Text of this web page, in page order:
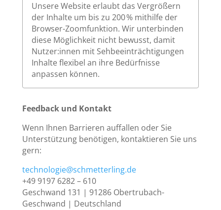
Unsere Website erlaubt das Vergrößern
der Inhalte um bis zu 200 % mithilfe der
Browser-Zoomfunktion. Wir unterbinden
diese Möglichkeit nicht bewusst, damit
Nutzer:innen mit Sehbeeinträchtigungen
Inhalte flexibel an ihre Bedürfnisse
anpassen können.
Feedback und Kontakt
Wenn Ihnen Barrieren auffallen oder Sie
Unterstützung benötigen, kontaktieren Sie uns
gern:
technologie@schmetterling.de
+49 9197 6282 – 610
Geschwand 131 | 91286 Obertrubach-
Geschwand | Deutschland